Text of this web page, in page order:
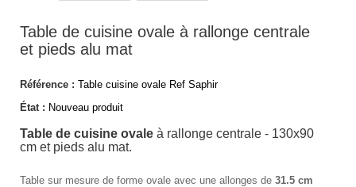
Table de cuisine ovale à rallonge centrale
et pieds alu mat
Référence : Table cuisine ovale Ref Saphir
État : Nouveau produit
Table de cuisine ovale à rallonge centrale - 130x90
cm et pieds alu mat.
Table sur mesure de forme ovale avec une allonges de 31.5 cm